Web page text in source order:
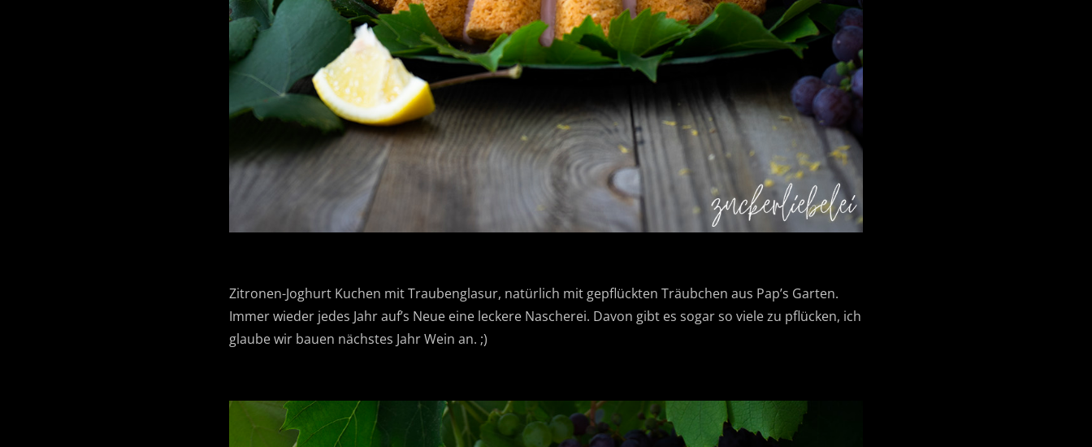
Zitronen-Joghurt Kuchen mit Traubenglasur, natürlich mit gepflückten Träubchen aus Pap’s Garten.
Immer wieder jedes Jahr auf’s Neue eine leckere Nascherei. Davon gibt es sogar so viele zu pflücken, ich
glaube wir bauen nächstes Jahr Wein an. ;)